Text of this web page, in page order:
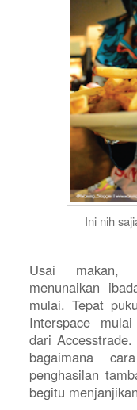
Ini nih
Usai makan,
menunaikan
mulai. Tepat
Interspace
dari
bagaimana
penghasilan
begitu